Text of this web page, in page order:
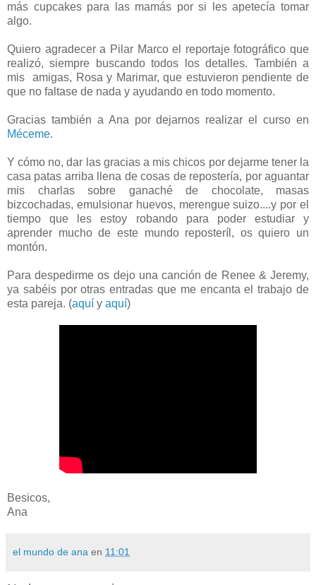
más cupcakes para las mamás por si les apetecía tomar
algo.
Quiero agradecer a Pilar Marco el reportaje fotográfico que
realizó, siempre buscando todos los detalles. También a
mis amigas, Rosa y Marimar, que estuvieron pendiente de
que no faltase de nada y ayudando en todo momento.
Gracias también a Ana por dejarnos realizar el curso en
Méceme.
Y cómo no, dar las gracias a mis chicos por dejarme tener la
casa patas arriba llena de cosas de repostería, por aguantar
mis charlas sobre ganaché de chocolate, masas
bizcochadas, emulsionar huevos, merengue suizo....y por el
tiempo que les estoy robando para poder estudiar y
aprender mucho de este mundo reposteríl, os quiero un
montón.
Para despedirme os dejo una canción de Renee & Jeremy,
ya sabéis por otras entradas que me encanta el trabajo de
esta pareja. (aquí y aquí)
Besicos,
Ana
el mundo de ana en 11:01